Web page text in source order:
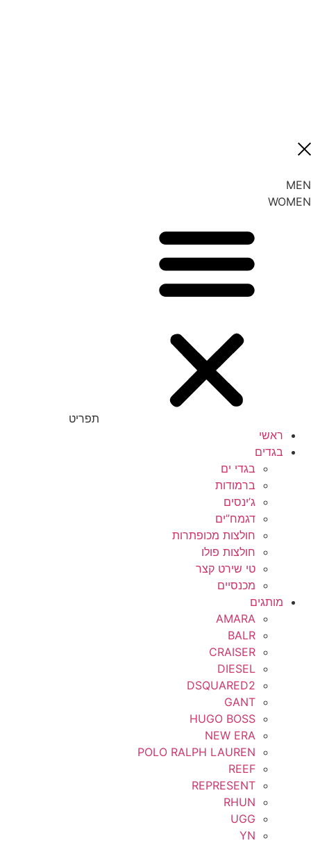
MEN
WOMEN
תפריט
ראשי
בגדים
בגדי ים
ברמודות
ג’ינסים
דגמח”ים
חולצות מכופתרות
חולצות פולו
טי שירט קצר
מכנסיים
מותגים
AMARA
BALR
CRAISER
DIESEL
DSQUARED2
GANT
HUGO BOSS
NEW ERA
POLO RALPH LAUREN
REEF
REPRESENT
RHUN
UGG
YN